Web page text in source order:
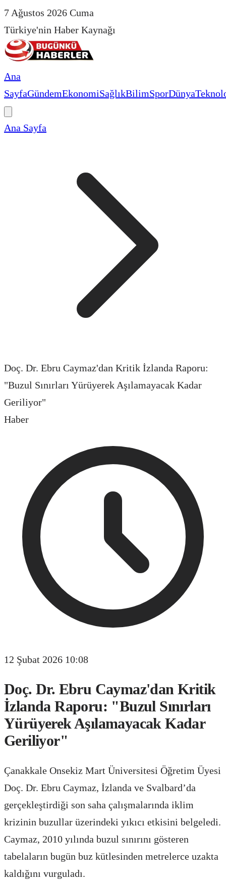
7 Ağustos 2026 Cuma
Türkiye'nin Haber Kaynağı
Ana
SayfaGündemEkonomiSağlıkBilimSporDünya
Ana Sayfa
Doç. Dr. Ebru Caymaz'dan Kritik İzlanda Raporu:
"Buzul Sınırları Yürüyerek Aşılamayacak Kadar
Geriliyor"
Haber
12 Şubat 2026 10:08
Doç. Dr. Ebru Caymaz'dan Kritik
İzlanda Raporu: "Buzul Sınırları
Yürüyerek Aşılamayacak Kadar
Geriliyor"
Çanakkale Onsekiz Mart Üniversitesi Öğretim Üyesi
Doç. Dr. Ebru Caymaz, İzlanda ve Svalbard’da
gerçekleştirdiği son saha çalışmalarında iklim
krizinin buzullar üzerindeki yıkıcı etkisini belgeledi.
Caymaz, 2010 yılında buzul sınırını gösteren
tabelaların bugün buz kütlesinden metrelerce uzakta
kaldığını vurguladı.